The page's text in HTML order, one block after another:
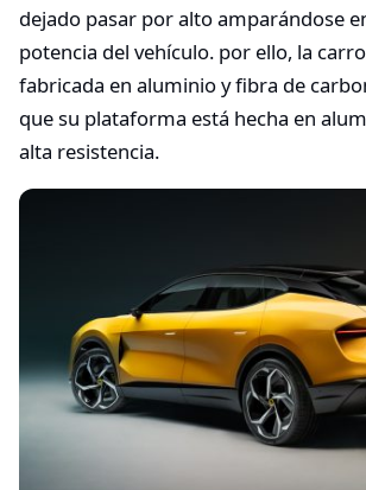
dejado pasar por alto amparándose
potencia del vehículo. por ello, la
fabricada en aluminio y fibra de
que su plataforma está hecha en
alta resistencia.